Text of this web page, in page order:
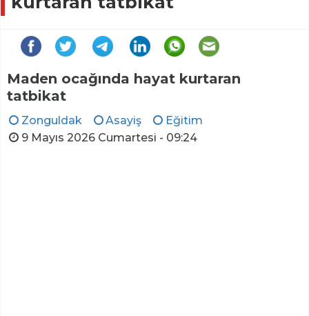
Maden ocağında hayat kurtaran
tatbikat
Zonguldak Asayiş
Eğitim
9 Mayıs 2026 Cumartesi - 09:24